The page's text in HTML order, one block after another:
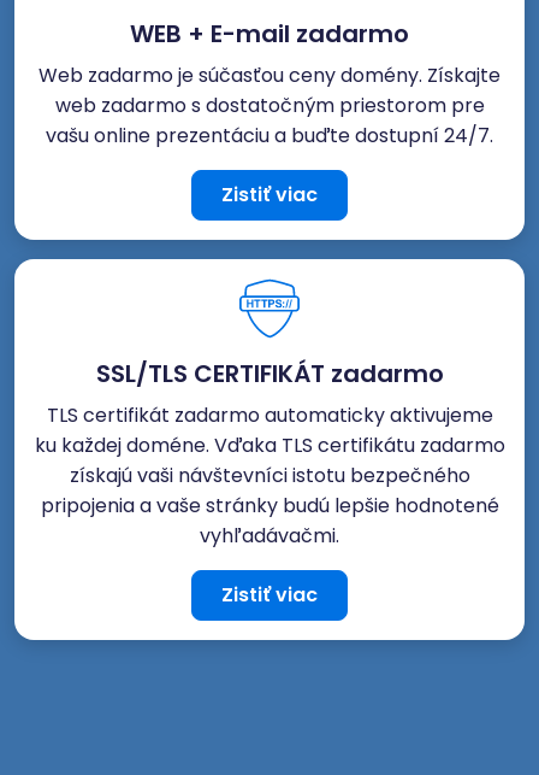
WEB + E-mail zadarmo
Web zadarmo je súčasťou ceny domény. Získajte
web zadarmo s dostatočným priestorom pre
vašu online prezentáciu a buďte dostupní 24/7.
Zistiť viac
SSL/TLS CERTIFIKÁT zadarmo
TLS certifikát zadarmo automaticky aktivujeme
ku každej doméne. Vďaka TLS certifikátu zadarmo
získajú vaši návštevníci istotu bezpečného
pripojenia a vaše stránky budú lepšie hodnotené
vyhľadávačmi.
Zistiť viac